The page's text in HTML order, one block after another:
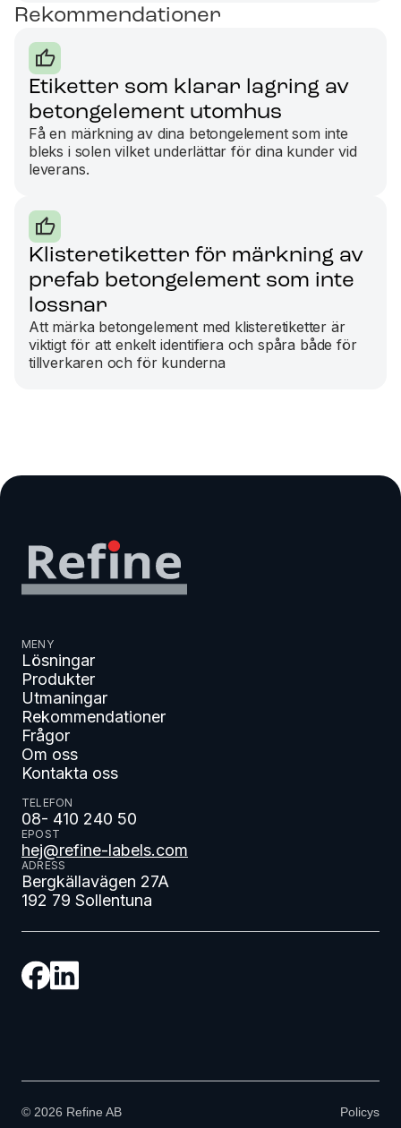
Rekommendationer
Etiketter som klarar lagring av
betongelement utomhus
Få en märkning av dina betongelement som inte
bleks i solen vilket underlättar för dina kunder vid
leverans.
Klisteretiketter för märkning av
prefab betongelement som inte
lossnar
Att märka betongelement med klisteretiketter är
viktigt för att enkelt identifiera och spåra både för
tillverkaren och för kunderna
MENY
Lösningar
Produkter
Utmaningar
Rekommendationer
Frågor
Om oss
Kontakta oss
TELEFON
08- 410 240 50
EPOST
hej@refine-labels.com
ADRESS
Bergkällavägen 27A
192 79 Sollentuna
© 2026 Refine AB Policys